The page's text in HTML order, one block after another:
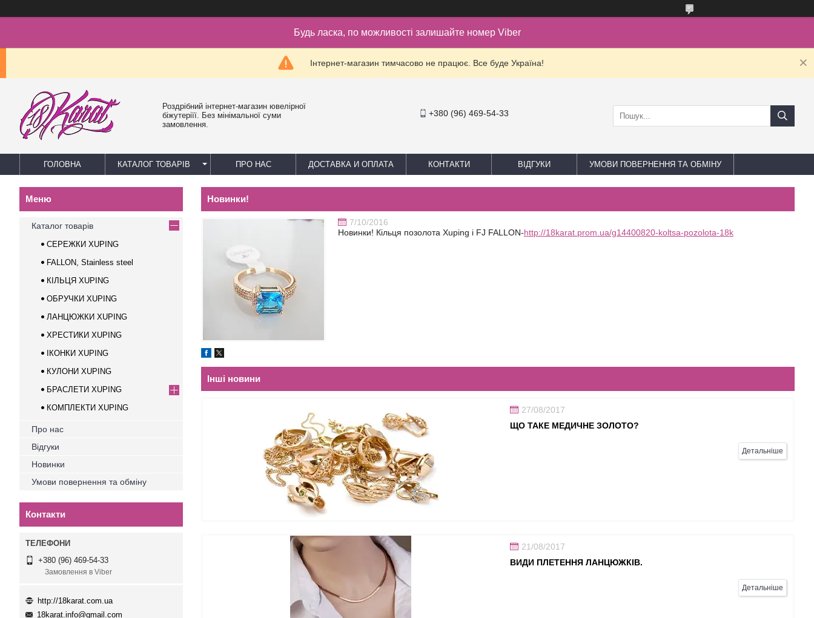
Будь ласка, по можливості залишайте номер Viber
Інтернет-магазин тимчасово не працює. Все буде Україна!
Роздрібний інтернет-магазин ювелірної
біжутеріїї. Без мінімальної суми
замовлення.
+380 (96) 469-54-33
ГОЛОВНА КАТАЛОГ ТОВАРІВ ПРО НАС ДОСТАВКА И ОПЛАТА КОНТАКТИ ВІДГУКИ УМОВИ ПОВЕРНЕННЯ ТА ОБМІНУ
Новинки!
7/10/2016
Новинки! Кільця позолота Xuping і FJ FALLON-http://18karat.prom.ua/g14400820-koltsa-pozolota-18k
Інші новини
27/08/2017
ЩО ТАКЕ МЕДИЧНЕ ЗОЛОТО?
Детальніше
21/08/2017
ВИДИ ПЛЕТЕННЯ ЛАНЦЮЖКІВ.
Детальніше
Каталог товарів
СЕРЕЖКИ XUPING
FALLON, Stainless steel
КІЛЬЦЯ XUPING
ОБРУЧКИ XUPING
ЛАНЦЮЖКИ XUPING
ХРЕСТИКИ XUPING
ІКОНКИ XUPING
КУЛОНИ XUPING
БРАСЛЕТИ XUPING
КОМПЛЕКТИ XUPING
Про нас
Відгуки
Новинки
Умови повернення та обміну
Контакти
+380 (96) 469-54-33
Замовлення в Viber
http://18karat.com.ua
18karat.info@gmail.com